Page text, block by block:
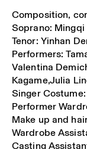
Composition,
Soprano: Mingqi
Tenor: Yinhan
Performers:
Valentina
Kagame,Julia
Singer
Performer
Make up and
Wardrobe
Casting